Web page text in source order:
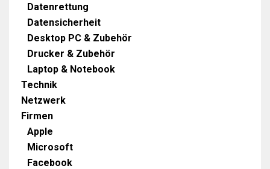
Datenrettung
Datensicherheit
Desktop PC & Zubehör
Drucker & Zubehör
Laptop & Notebook
Technik
Netzwerk
Firmen
Apple
Microsoft
Facebook